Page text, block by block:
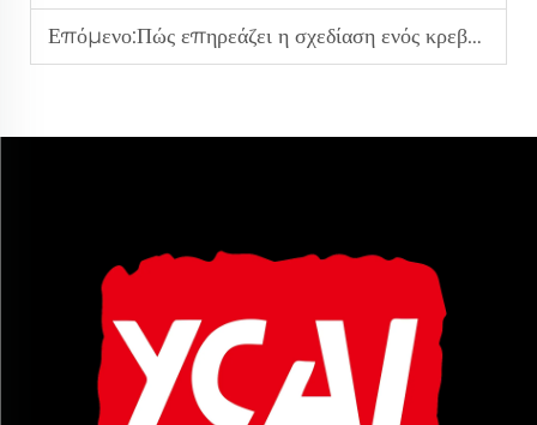
Επόμενο:Πώς επηρεάζει η σχεδίαση ενός κρεβατιού εργατικής κατοικίας την ευεξία και την παραγωγικότητα ενός μαθητή;